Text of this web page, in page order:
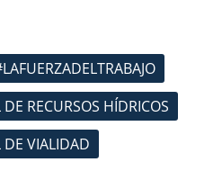
RECURSOS HÍDRICOS
DE VIALIDAD